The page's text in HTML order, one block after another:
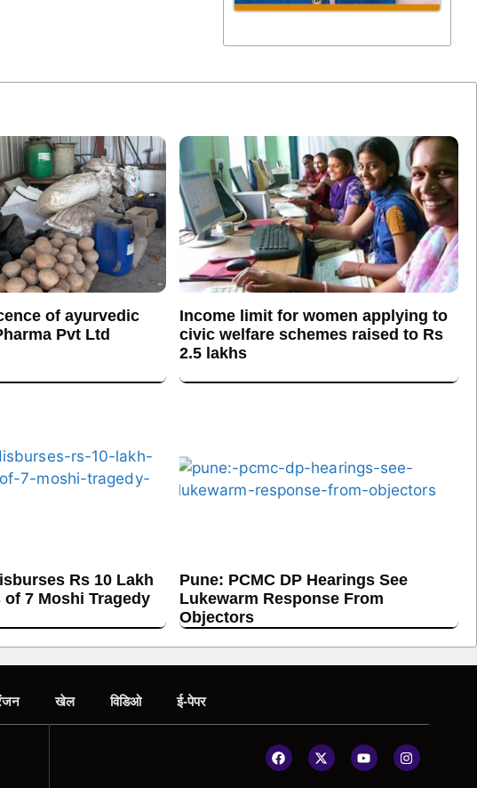
of ayurvedic
Pvt Ltd
Income limit for women applying to
civic welfare schemes raised to Rs
2.5 lakhs
Rs 10 Lakh
7 Moshi Tragedy
Pune: PCMC DP Hearings See
Lukewarm Response From
Objectors
खेल विडिओ ई-पेपर